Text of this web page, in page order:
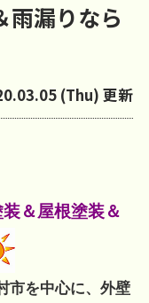
雨漏りなら
(Thu) 更新
＆屋根塗装＆
市を中心に、外壁